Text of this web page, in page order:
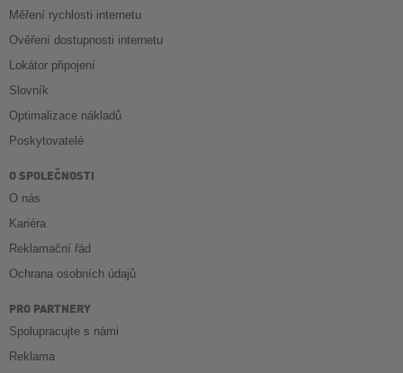
Měření rychlosti internetu
Ověření dostupnosti internetu
Lokátor připojení
Slovník
Optimalizace nákladů
Poskytovatelé
O SPOLEČNOSTI
O nás
Kariéra
Reklamační řád
Ochrana osobních údajů
PRO PARTNERY
Spolupracujte s námi
Reklama